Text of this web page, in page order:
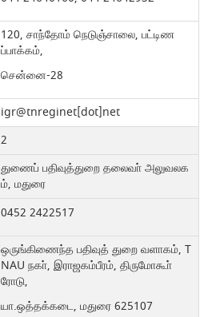
120, சாந்தோம் நெடுஞ்சாலை, பட்டிண
ப்பாக்கம்,
சென்னை-28
igr@tnreginet[dot]net
2
துணைப் பதிவுத்துறை தலைவா் அலுவலக
ம், மதுரை
0452 2422517
ஒருங்கிணைந்த பதிவுத் துறை வளாகம், T
NAU நகா், இராஜகம்பீரம், திருமோகூா்
ரோடு,
யா.ஒத்தக்கடை, மதுரை 625107